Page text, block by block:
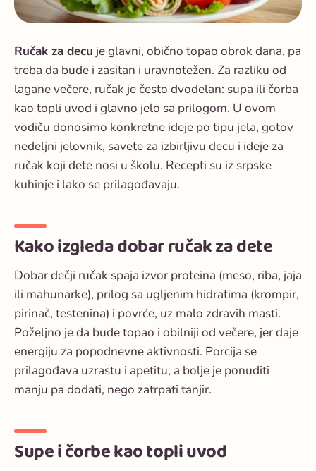
Ručak za decu je glavni, obično topao obrok dana, pa
treba da bude i zasitan i uravnotežen. Za razliku od
lagane večere, ručak je često dvodelan: supa ili čorba
kao topli uvod i glavno jelo sa prilogom. U ovom
vodiču donosimo konkretne ideje po tipu jela, gotov
nedeljni jelovnik, savete za izbirljivu decu i ideje za
ručak koji dete nosi u školu. Recepti su iz srpske
kuhinje i lako se prilagođavaju.
Kako izgleda dobar ručak za dete
Dobar dečji ručak spaja izvor proteina (meso, riba, jaja
ili mahunarke), prilog sa ugljenim hidratima (krompir,
pirinač, testenina) i povrće, uz malo zdravih masti.
Poželjno je da bude topao i obilniji od večere, jer daje
energiju za popodnevne aktivnosti. Porcija se
prilagođava uzrastu i apetitu, a bolje je ponuditi
manju pa dodati, nego zatrpati tanjir.
Supe i čorbe kao topli uvod